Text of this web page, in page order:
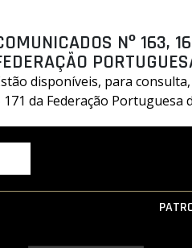
Nº 163,
disponíveis, para consulta,
171 da Federação Portuguesa